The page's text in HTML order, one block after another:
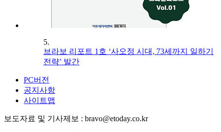
5.
브라보 리포트 1호 ‘사오정 시대, 73세까지 일하기
전략’ 발간
PC버전
공지사항
사이트맵
보도자료 및 기사제보 : bravo@etoday.co.kr